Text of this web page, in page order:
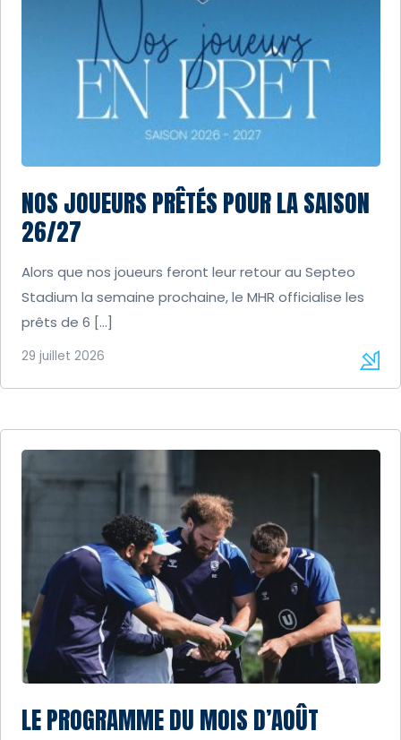
NOS JOUEURS PRÊTÉS POUR LA SAISON
26/27
Alors que nos joueurs feront leur retour au Septeo
Stadium la semaine prochaine, le MHR officialise les
prêts de 6 […]
29 juillet 2026
LE PROGRAMME DU MOIS D’AOÛT